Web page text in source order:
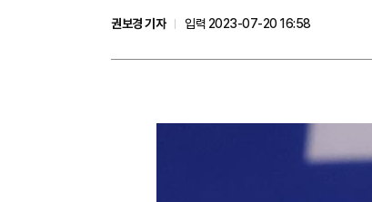
권보경 기자
입력 2023-07-20 16:58